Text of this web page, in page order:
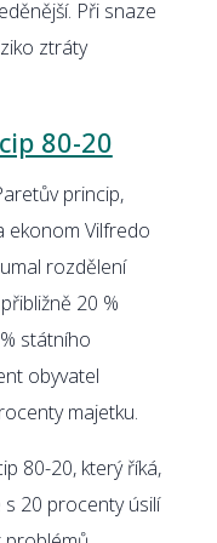
Při snaze
ztráty
80-20
princip,
ekonom Vilfredo
rozdělení
20 %
státního
obyvatel
majetku.
80-20, který říká,
20 procenty úsilí